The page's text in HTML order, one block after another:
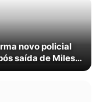
novo policial
saída de Miles